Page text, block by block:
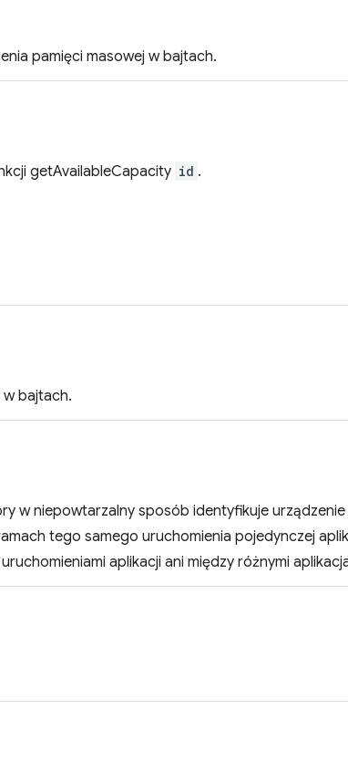
pamięci masowej w bajtach.
getAvailableCapacity id .
w bajtach.
w niepowtarzalny sposób identyfikuje urządzenie
tego samego uruchomienia pojedynczej
aplikacji ani między różnymi